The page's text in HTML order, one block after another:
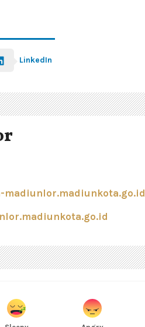
LinkedIn
madiunlor.madiunkota.go.id